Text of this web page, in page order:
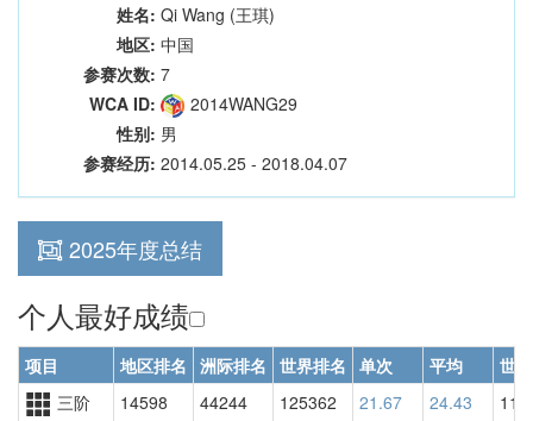
姓名: Qi Wang (王琪)
地区: 中国
参赛次数: 7
WCA ID:
2014WANG29
性别: 男
参赛经历: 2014.05.25 - 2018.04.07
2025年度总结
个人最好成绩
项目 地区排名 洲际排名 世界排名 单次 平均
世
三阶
14598 44244 125362 21.67 24.43